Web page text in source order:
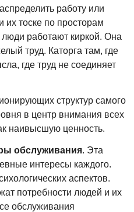
работу или
их тоске по просторам
люди работают киркой. Она
труд. Каторга там, где
где труд не соединяет
структур самого
в центр внимания всех
наивысшую ценность.
обслуживания. Эта
интересы каждого.
аспектов.
потребности людей и их
обслуживания